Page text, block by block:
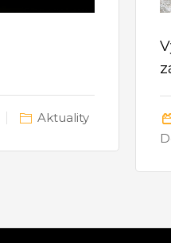
Aktuality